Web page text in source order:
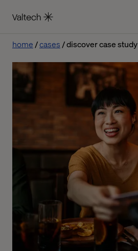
home cases discover case study